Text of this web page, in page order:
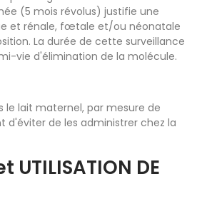
(5 mois révolus) justifie une
et rénale, fœtale et/ou néonatale
La durée de cette surveillance
vie d'élimination de la molécule.
le lait maternel, par mesure de
d'éviter de les administrer chez la
UTILISATION DE